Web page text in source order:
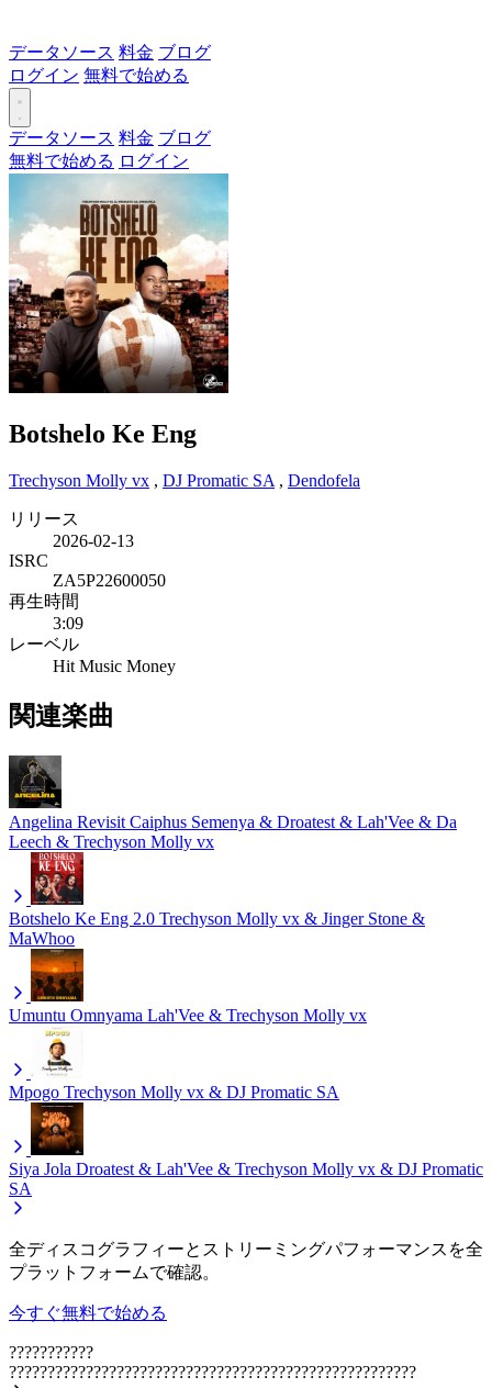
データソース 料金 ブログ
ログイン 無料で始める
データソース 料金 ブログ
無料で始める ログイン
Botshelo Ke Eng
Trechyson Molly vx , DJ Promatic SA , Dendofela
リリース
2026-02-13
ISRC
ZA5P22600050
再生時間
3:09
レーベル
Hit Music Money
関連楽曲
Angelina Revisit Caiphus Semenya & Droatest & Lah'Vee & Da
Leech & Trechyson Molly vx
Botshelo Ke Eng 2.0 Trechyson Molly vx & Jinger Stone &
MaWhoo
Umuntu Omnyama Lah'Vee & Trechyson Molly vx
Mpogo Trechyson Molly vx & DJ Promatic SA
Siya Jola Droatest & Lah'Vee & Trechyson Molly vx & DJ Promatic
SA
全ディスコグラフィーとストリーミングパフォーマンスを全
プラットフォームで確認。
今すぐ無料で始める
???????????
?????????????????????????????????????????????????????